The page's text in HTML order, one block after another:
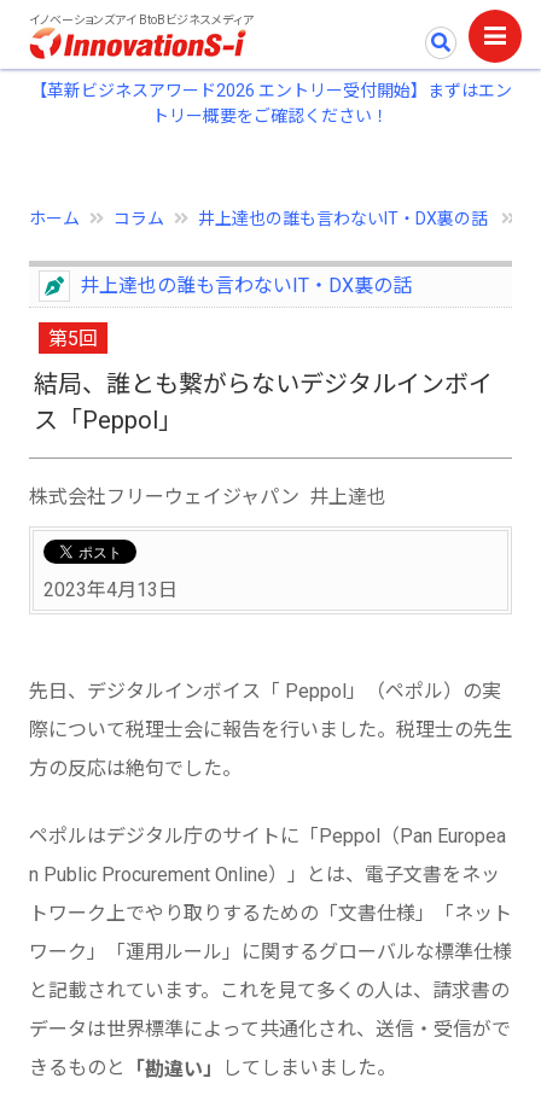
イノベーションズアイ BtoBビジネスメディア
【革新ビジネスアワード2026 エントリー受付開始】まずはエン
トリー概要をご確認ください！
ホーム コラム 井上達也の誰も言わないIT・DX裏の話
井上達也の誰も言わないIT・DX裏の話
第5回
結局、誰とも繋がらないデジタルインボイ
ス「Peppol」
株式会社フリーウェイジャパン 井上達也
2023年4月13日
先日、デジタルインボイス「 Peppol」（ペポル）の実
際について税理士会に報告を行いました。税理士の先生
方の反応は絶句でした。
ペポルはデジタル庁のサイトに「Peppol（Pan Europea
n Public Procurement Online）」とは、電子文書をネッ
トワーク上でやり取りするための「文書仕様」「ネット
ワーク」「運用ルール」に関するグローバルな標準仕様
と記載されています。これを見て多くの人は、請求書の
データは世界標準によって共通化され、送信・受信がで
きるものと
「勘違い」 してしまいました。